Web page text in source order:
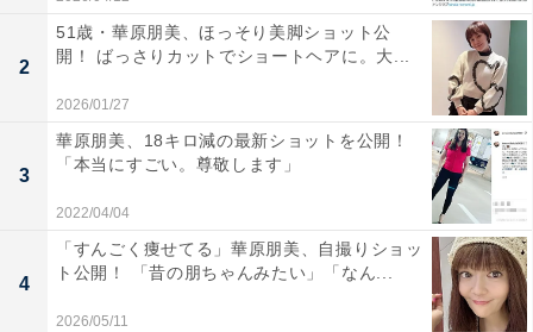
2
51歳・華原朋美、ほっそり美脚ショット公
開！ ばっさりカットでショートヘアに。大...
2026/01/27
3
華原朋美、18キロ減の最新ショットを公開！
「本当にすごい。尊敬します」
2022/04/04
4
「すんごく痩せてる」華原朋美、自撮りショッ
ト公開！ 「昔の朋ちゃんみたい」「なん...
2026/05/11